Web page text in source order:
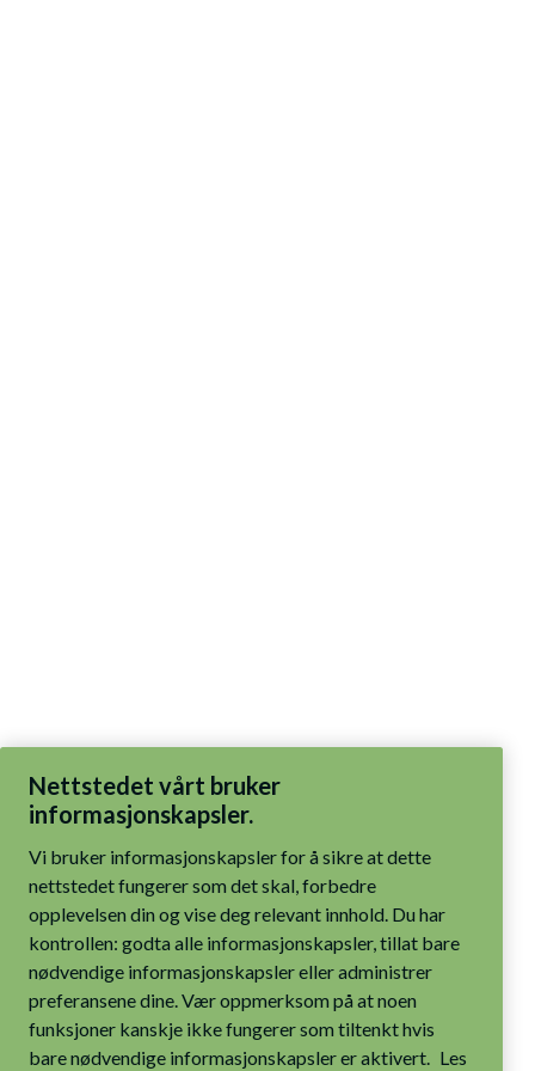
informasjonskapsler.
nettstedet fungerer som det skal, forbedre
opplevelsen din og vise deg relevant innhold. Du har
kontrollen: godta alle informasjonskapsler, tillat bare
nødvendige informasjonskapsler eller administrer
preferansene dine. Vær oppmerksom på at noen
funksjoner kanskje ikke fungerer som tiltenkt hvis
bare nødvendige informasjonskapsler er aktivert.